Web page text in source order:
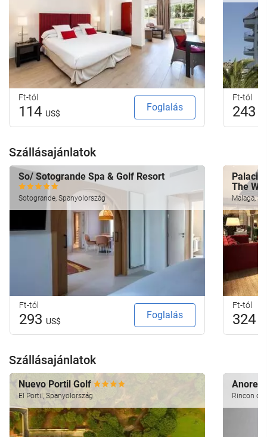
Ft-tól
114 US$
Foglalás
Ft-tól
243
Szállásajánlatok
So/ Sotogrande Spa & Golf Resort
Sotogrande, Spanyolország
Ft-tól
293 US$
Foglalás
Palacio
The
Malaga,
Ft-tól
324
Szállásajánlatok
Nuevo Portil Golf
El Portil, Spanyolország Rincon de